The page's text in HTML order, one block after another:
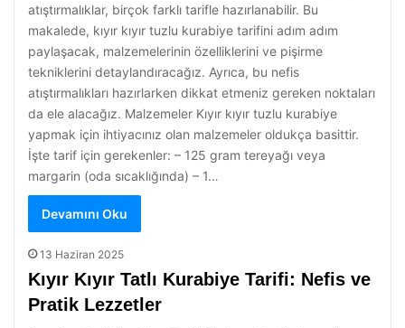
atıştırmalıklar, birçok farklı tarifle hazırlanabilir. Bu
makalede, kıyır kıyır tuzlu kurabiye tarifini adım adım
paylaşacak, malzemelerinin özelliklerini ve pişirme
tekniklerini detaylandıracağız. Ayrıca, bu nefis
atıştırmalıkları hazırlarken dikkat etmeniz gereken noktaları
da ele alacağız. Malzemeler Kıyır kıyır tuzlu kurabiye
yapmak için ihtiyacınız olan malzemeler oldukça basittir.
İşte tarif için gerekenler: – 125 gram tereyağı veya
margarin (oda sıcaklığında) – 1…
Devamını Oku
13 Haziran 2025
Kıyır Kıyır Tatlı Kurabiye Tarifi: Nefis ve
Pratik Lezzetler